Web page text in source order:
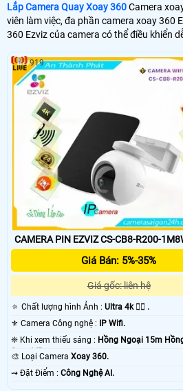
camera. 💡
Lắp Camera Quay Xoay 360Camera
viên làm việc, đa phần camera xoay 360
360 Ezviz của camera có thể điều khiển
CAMERA PIN EZVIZ CS-CB8-R200-
Giá Bán: 5%-35%
Giá gốc: liên hệ
🔅 Chất lượng hình Ảnh : Ultra 4k 👍🏾 .
⚜️ Camera Công nghệ : IP Wifi.
❈ Khi xem thiếu sáng : Hồng Ngoại 15m
Smart IR.
🎨 Loại Camera Xoay 360.
️⇝ Đặt Điểm : Công Nghệ AI.
919